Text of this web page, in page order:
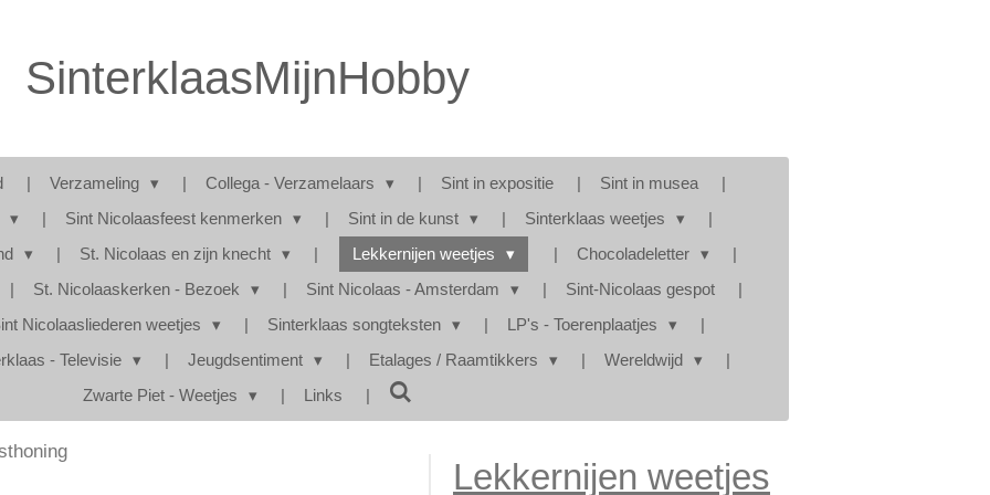
SinterklaasMijnHobby
Verzameling Collega - Verzamelaars Sint in expositie
Sint in musea
Sint Nicolaasfeest kenmerken Sint in de kunst
Sinterklaas weetjes
St. Nicolaas en zijn knecht Lekkernijen weetjes
Chocoladeletter
St. Nicolaaskerken - Bezoek Sint Nicolaas - Amsterdam
Sint-Nicolaas gespot
Nicolaasliederen weetjes Sinterklaas songteksten
LP's - Toerenplaatjes
- Televisie Jeugdsentiment Etalages / Raamtikkers
Wereldwijd
Zwarte Piet - Weetjes
Links
Lekkernijen weetjes